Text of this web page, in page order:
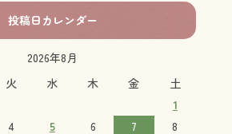
投稿日カレンダー
2026年8月
火 水 木 金
土
1
4 5 6 7 8